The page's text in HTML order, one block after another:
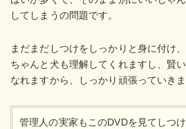
してしまうの問題です。
まだまだしつけをしっかりと身に付け
ちゃんと犬も理解してくれますし、賢
なれますから、しっかり頑張っていきま
管理人の実家もこのDVDを見てしつ